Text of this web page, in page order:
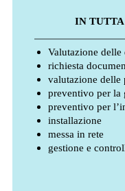
IN
Valutazione delle
richiesta
valutazione delle
preventivo per la
preventivo per
installazione
messa in rete
gestione e